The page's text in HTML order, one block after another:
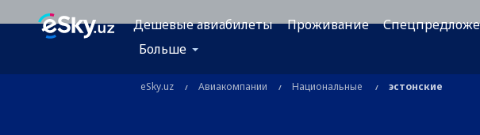
Дешевые авиабилеты Проживание
Больше
eSky.uz Авиакомпании Национальные эстонские